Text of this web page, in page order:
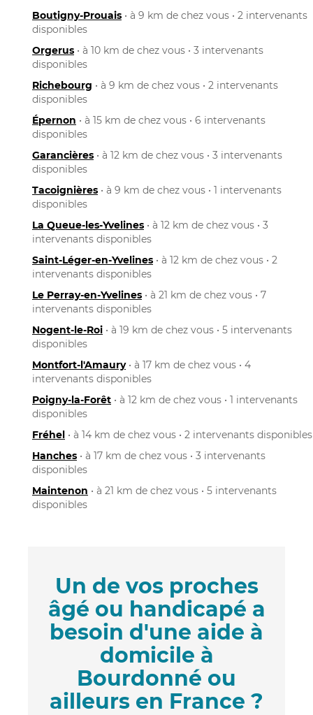
Boutigny-Prouais • à 9 km de chez vous • 2 intervenants
disponibles
Orgerus • à 10 km de chez vous • 3 intervenants
disponibles
Richebourg • à 9 km de chez vous • 2 intervenants
disponibles
Épernon • à 15 km de chez vous • 6 intervenants
disponibles
Garancières • à 12 km de chez vous • 3 intervenants
disponibles
Tacoignières • à 9 km de chez vous • 1 intervenants
disponibles
La Queue-les-Yvelines • à 12 km de chez vous • 3
intervenants disponibles
Saint-Léger-en-Yvelines • à 12 km de chez vous • 2
intervenants disponibles
Le Perray-en-Yvelines • à 21 km de chez vous • 7
intervenants disponibles
Nogent-le-Roi • à 19 km de chez vous • 5 intervenants
disponibles
Montfort-l'Amaury• à 17 km de chez vous • 4
intervenants disponibles
Poigny-la-Forêt • à 12 km de chez vous • 1 intervenants
disponibles
Fréhel • à 14 km de chez vous • 2 intervenants disponibles
Hanches • à 17 km de chez vous • 3 intervenants
disponibles
Maintenon • à 21 km de chez vous • 5 intervenants
disponibles
Un de vos proches
âgé ou handicapé a
besoin d'une aide à
domicile à
Bourdonné ou
ailleurs en France ?